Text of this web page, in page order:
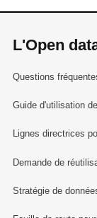
L'Open
Questions
Guide d'utilisation
Lignes directrices
Demande de
Stratégie de